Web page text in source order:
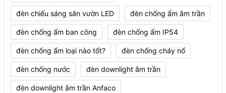
đèn chiếu sáng sân vườn LED đèn chống ẩm âm trần
đèn chống ẩm ban công đèn chống ẩm IP54
đèn chống ẩm loại nào tốt? đèn chống cháy nổ
đèn chống nước đèn downlight âm trần
đèn downlight âm trần Anfaco